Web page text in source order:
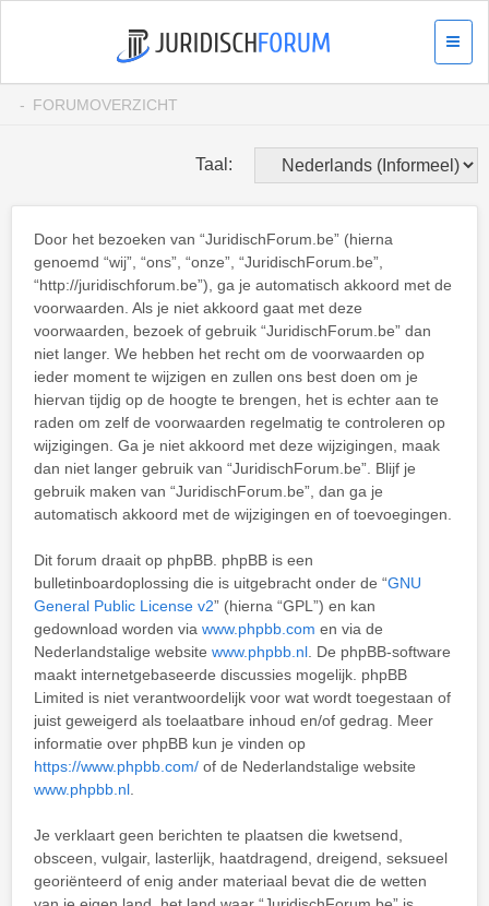
FORUMOVERZICHT
Taal:
Door het bezoeken van “JuridischForum.be” (hierna
genoemd “wij”, “ons”, “onze”, “JuridischForum.be”,
“http://juridischforum.be”), ga je automatisch akkoord met de
voorwaarden. Als je niet akkoord gaat met deze
voorwaarden, bezoek of gebruik “JuridischForum.be” dan
niet langer. We hebben het recht om de voorwaarden op
ieder moment te wijzigen en zullen ons best doen om je
hiervan tijdig op de hoogte te brengen, het is echter aan te
raden om zelf de voorwaarden regelmatig te controleren op
wijzigingen. Ga je niet akkoord met deze wijzigingen, maak
dan niet langer gebruik van “JuridischForum.be”. Blijf je
gebruik maken van “JuridischForum.be”, dan ga je
automatisch akkoord met de wijzigingen en of toevoegingen.
Dit forum draait op phpBB. phpBB is een
bulletinboardoplossing die is uitgebracht onder de “GNU
General Public License v2” (hierna “GPL”) en kan
gedownload worden via www.phpbb.com en via de
Nederlandstalige website www.phpbb.nl . De phpBB-software
maakt internetgebaseerde discussies mogelijk. phpBB
Limited is niet verantwoordelijk voor wat wordt toegestaan of
juist geweigerd als toelaatbare inhoud en/of gedrag. Meer
informatie over phpBB kun je vinden op
https://www.phpbb.com/ of de Nederlandstalige website
www.phpbb.nl
Je verklaart geen berichten te plaatsen die kwetsend,
obsceen, vulgair, lasterlijk, haatdragend, dreigend, seksueel
georiënteerd of enig ander materiaal bevat die de wetten